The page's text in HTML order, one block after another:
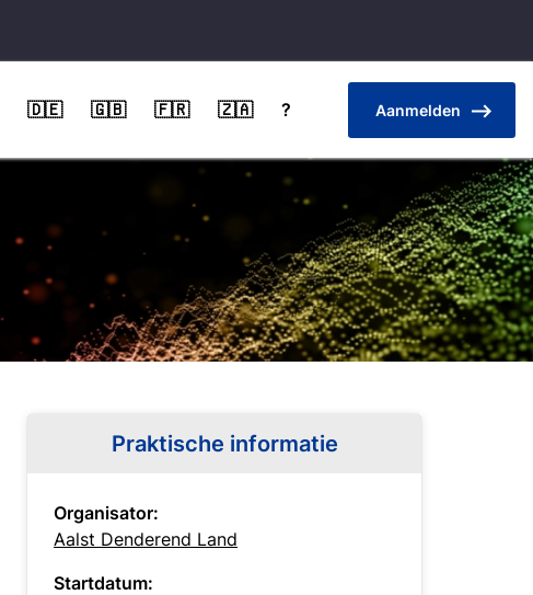
🇩🇪 🇬🇧 🇫🇷 🇿🇦 ? Aanmelden
Praktische informatie
Organisator:
Aalst Denderend Land
Startdatum: